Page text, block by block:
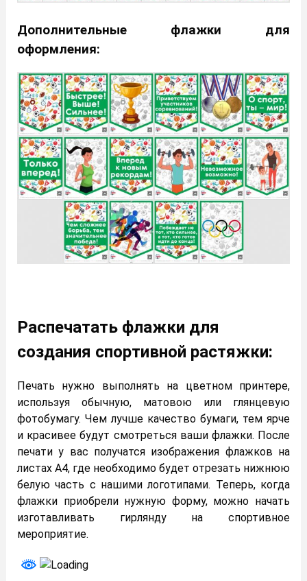
Дополнительные флажки для
оформления:
Распечатать флажки для
создания спортивной растяжки:
Печать нужно выполнять на цветном принтере,
используя обычную, матовою или глянцевую
фотобумагу. Чем лучше качество бумаги, тем ярче
и красивее будут смотреться ваши флажки. После
печати у вас получатся изображения флажков на
листах А4, где необходимо будет отрезать нижнюю
белую часть с нашими логотипами. Теперь, когда
флажки приобрели нужную форму, можно начать
изготавливать гирлянду на спортивное
мероприятие.